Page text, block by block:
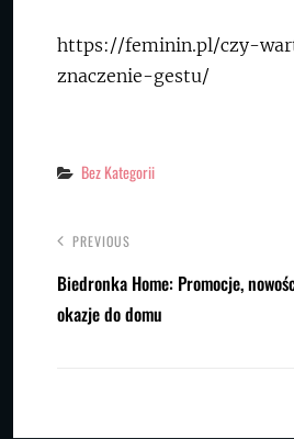
https://feminin.pl/czy-
znaczenie-gestu/
Categories
Bez Kategorii
PREVIOUS
Biedronka Home: Promocje,
okazje do domu